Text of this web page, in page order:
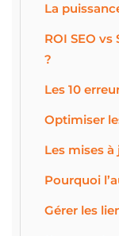
La
ROI SEO
?
Les 10
Optimiser
Les mises
Pourquoi
Gérer les